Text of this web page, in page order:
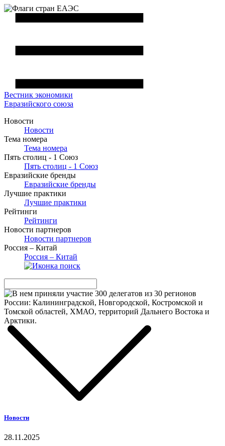
Вестник экономики
Евразийского союза
Новости
Новости
Тема номера
Тема номера
Пять столиц - 1 Союз
Пять столиц - 1 Союз
Евразийские бренды
Евразийские бренды
Лучшие практики
Лучшие практики
Рейтинги
Рейтинги
Новости партнеров
Новости партнеров
Россия – Китай
Россия – Китай
Новости
28.11.2025